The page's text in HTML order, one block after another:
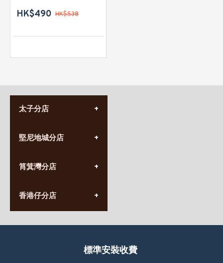
HK$490 HK$538
太子分店
營業時間:
九龍太子太子道西141號
堅尼地城分店
營業時間:
香港堅尼地城卑路乍街
(堅尼地城地鐵站B出口)
筲箕灣分店
營業時間:
(10:00am-20:30pm)
香港仔分店
營業時間:
香港香港仔成都道20-28號標準安裝收費